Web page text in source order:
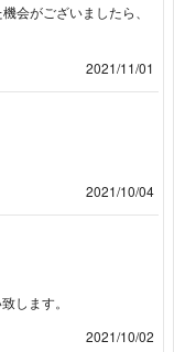
会がございましたら、
2021/11/01
2021/10/04
します。
2021/10/02